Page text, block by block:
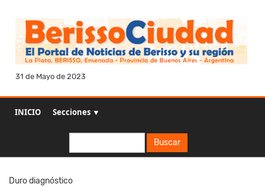
31 de Mayo de 2023
INICIO Secciones ▼
Buscar
Duro diagnóstico